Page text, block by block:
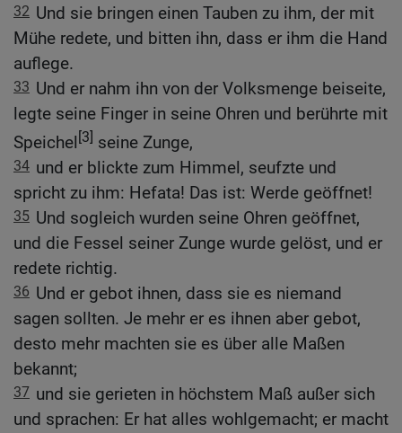
32 Und sie bringen einen Tauben zu ihm, der mit
Mühe redete, und bitten ihn, dass er ihm die Hand
auflege.
33 Und er nahm ihn von der Volksmenge beiseite,
legte seine Finger in seine Ohren und berührte mit
Speichel [3] seine Zunge,
34 und er blickte zum Himmel, seufzte und
spricht zu ihm: Hefata! Das ist: Werde geöffnet!
35 Und sogleich wurden seine Ohren geöffnet,
und die Fessel seiner Zunge wurde gelöst, und er
redete richtig.
36 Und er gebot ihnen, dass sie es niemand
sagen sollten. Je mehr er es ihnen aber gebot,
desto mehr machten sie es über alle Maßen
bekannt;
37 und sie gerieten in höchstem Maß außer sich
und sprachen: Er hat alles wohlgemacht; er macht